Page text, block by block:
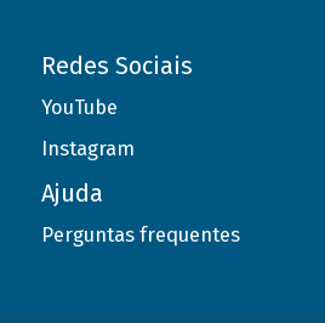
Redes Sociais
YouTube
Instagram
Ajuda
Perguntas frequentes